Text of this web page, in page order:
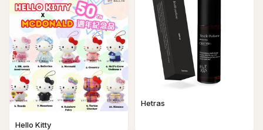
Hello Kitty
Hetras